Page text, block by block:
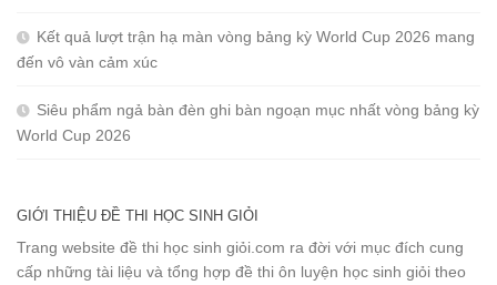
Kết quả lượt trận hạ màn vòng bảng kỳ World Cup 2026 mang
đến vô vàn cảm xúc
Siêu phẩm ngả bàn đèn ghi bàn ngoạn mục nhất vòng bảng kỳ
World Cup 2026
GIỚI THIỆU ĐỀ THI HỌC SINH GIỎI
Trang website đề thi học sinh giỏi.com ra đời với mục đích cung
cấp những tài liệu và tổng hợp đề thi ôn luyện học sinh giỏi theo